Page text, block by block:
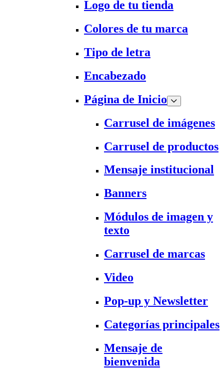
Logo de tu tienda
Colores de tu marca
Tipo de letra
Encabezado
Página de Inicio
Carrusel de imágenes
Carrusel de productos
Mensaje institucional
Banners
Módulos de imagen y
texto
Carrusel de marcas
Video
Pop-up y Newsletter
Categorías principales
Mensaje de
bienvenida